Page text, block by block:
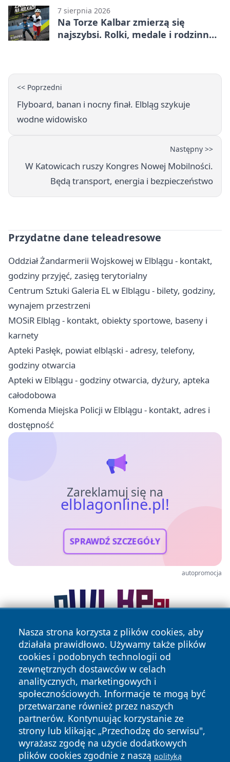
7 sierpnia 2026
Na Torze Kalbar zmierzą się
najszybsi. Rolki, medale i rodzinna
<< Poprzedni
Flyboard, banan i nocny finał. Elbląg szykuje
wodne widowisko
Następny >>
W Katowicach ruszy Kongres Nowej Mobilności.
Będą transport, energia i bezpieczeństwo
Przydatne dane teleadresowe
Oddział Żandarmerii Wojskowej w Elblągu - kontakt,
godziny przyjęć, zasięg terytorialny
Centrum Sztuki Galeria EL w Elblągu - bilety, godziny,
wynajem przestrzeni
MOSiR Elbląg - kontakt, obiekty sportowe, baseny i
karnety
Apteki Pasłęk, powiat elbląski - adresy, telefony,
godziny otwarcia
Apteki w Elblągu - godziny otwarcia, dyżury, apteka
całodobowa
Komenda Miejska Policji w Elblągu - kontakt, adres i
dostępność
Zareklamuj się na
elblagonline.pl!
SPRAWDŹ SZCZEGÓŁY
autopromocja
Nasza strona korzysta z plików cookies, aby
działała prawidłowo. Używamy także plików
cookies i podobnych technologii od
zewnętrznych dostawców w celach
analitycznych, marketingowych i
społecznościowych. Informacje te mogą być
przetwarzane również przez naszych
partnerów. Kontynuując korzystanie ze
strony lub klikając „Przechodzę do serwisu",
wyrażasz zgodę na użycie dodatkowych
plików cookies zgodnie z naszą polityką
Copyright © 2026 elblagonline.pl Wszystkie prawa
zastrzeżone.
Polityka Polityka